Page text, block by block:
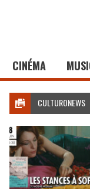
CINÉMA
CULTURONEWS